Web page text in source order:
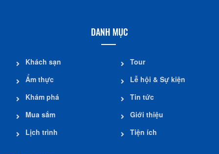
DANH MỤC
Khách sạn
Ẩm thực
Khám phá
Mua sắm
Lịch trình
Tour
Lễ hội & Sự kiện
Tin tức
Giới thiệu
Tiện ích